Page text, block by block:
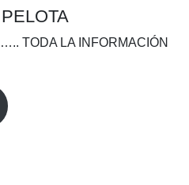
TODA LA INFORMACIÓN